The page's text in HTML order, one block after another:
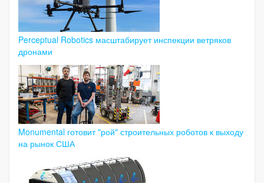
Perceptual Robotics масштабирует инспекции ветряков
дронами
Monumental готовит "рой" строительных роботов к выходу
на рынок США